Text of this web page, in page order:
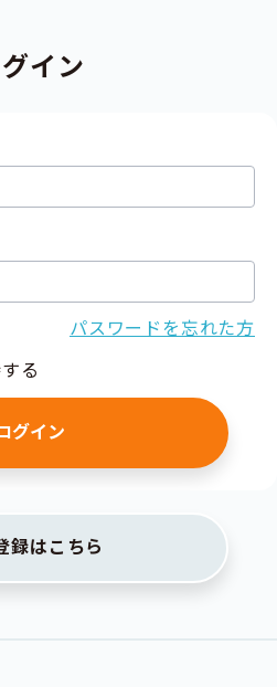
イン
パスワードを忘れた方
る
録はこちら